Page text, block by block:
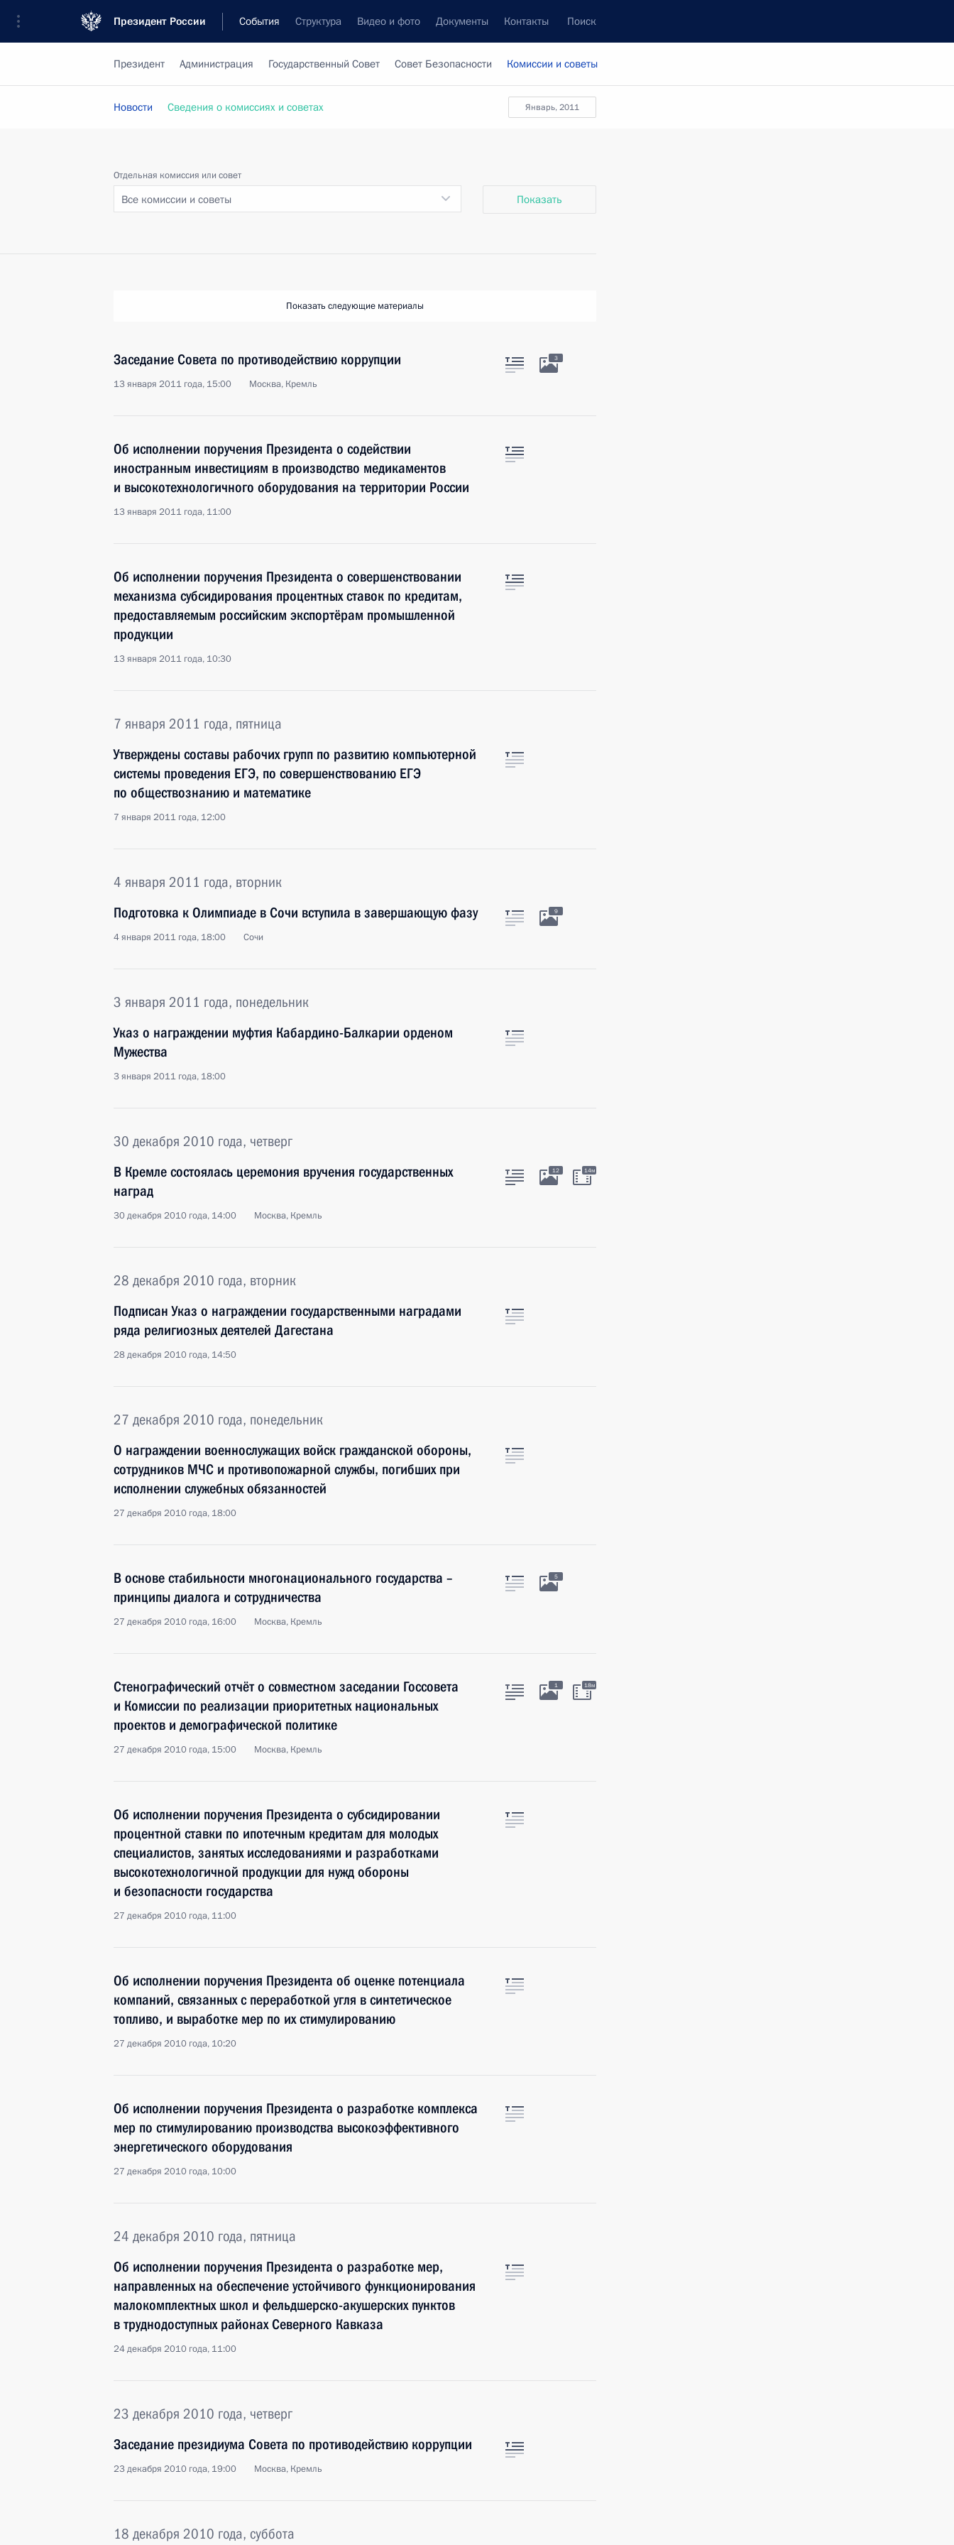
Президент России События Структура Видео и фото Документы Контакты Поиск
Президент Администрация Государственный Совет Совет Безопасности Комиссии и советы
январь, 2011
Новости Сведения о комиссиях и советах
Отдельная комиссия или совет
Все комиссии и советы Показать
Показать следующие материалы
Заседание Совета по противодействию коррупции
13 января 2011 года, 15:00 Москва, Кремль
3
Об исполнении поручения Президента о содействии
иностранным инвестициям в производство медикаментов
и высокотехнологичного оборудования на территории России
13 января 2011 года, 11:00
Об исполнении поручения Президента о совершенствовании
механизма субсидирования процентных ставок по кредитам,
предоставляемым российским экспортёрам промышленной
продукции
13 января 2011 года, 10:30
7 января 2011 года, пятница
Утверждены составы рабочих групп по развитию компьютерной
системы проведения ЕГЭ, по совершенствованию ЕГЭ
по обществознанию и математике
7 января 2011 года, 12:00
4 января 2011 года, вторник
Подготовка к Олимпиаде в Сочи вступила в завершающую фазу
4 января 2011 года, 18:00 Сочи
9
3 января 2011 года, понедельник
Указ о награждении муфтия Кабардино-Балкарии орденом
Мужества
3 января 2011 года, 18:00
30 декабря 2010 года, четверг
В Кремле состоялась церемония вручения государственных
наград
30 декабря 2010 года, 14:00 Москва, Кремль
12 14м
28 декабря 2010 года, вторник
Подписан Указ о награждении государственными наградами
ряда религиозных деятелей Дагестана
28 декабря 2010 года, 14:50
27 декабря 2010 года, понедельник
О награждении военнослужащих войск гражданской обороны,
сотрудников МЧС и противопожарной службы, погибших при
исполнении служебных обязанностей
27 декабря 2010 года, 18:00
В основе стабильности многонационального государства –
принципы диалога и сотрудничества
27 декабря 2010 года, 16:00 Москва, Кремль
5
Стенографический отчёт о совместном заседании Госсовета
и Комиссии по реализации приоритетных национальных
проектов и демографической политике
27 декабря 2010 года, 15:00 Москва, Кремль
1 18м
Об исполнении поручения Президента о субсидировании
процентной ставки по ипотечным кредитам для молодых
специалистов, занятых исследованиями и разработками
высокотехнологичной продукции для нужд обороны
и безопасности государства
27 декабря 2010 года, 11:00
Об исполнении поручения Президента об оценке потенциала
компаний, связанных с переработкой угля в синтетическое
топливо, и выработке мер по их стимулированию
27 декабря 2010 года, 10:20
Об исполнении поручения Президента о разработке комплекса
мер по стимулированию производства высокоэффективного
энергетического оборудования
27 декабря 2010 года, 10:00
24 декабря 2010 года, пятница
Об исполнении поручения Президента о разработке мер,
направленных на обеспечение устойчивого функционирования
малокомплектных школ и фельдшерско-акушерских пунктов
в труднодоступных районах Северного Кавказа
24 декабря 2010 года, 11:00
23 декабря 2010 года, четверг
Заседание президиума Совета по противодействию коррупции
23 декабря 2010 года, 19:00 Москва, Кремль
18 декабря 2010 года, суббота